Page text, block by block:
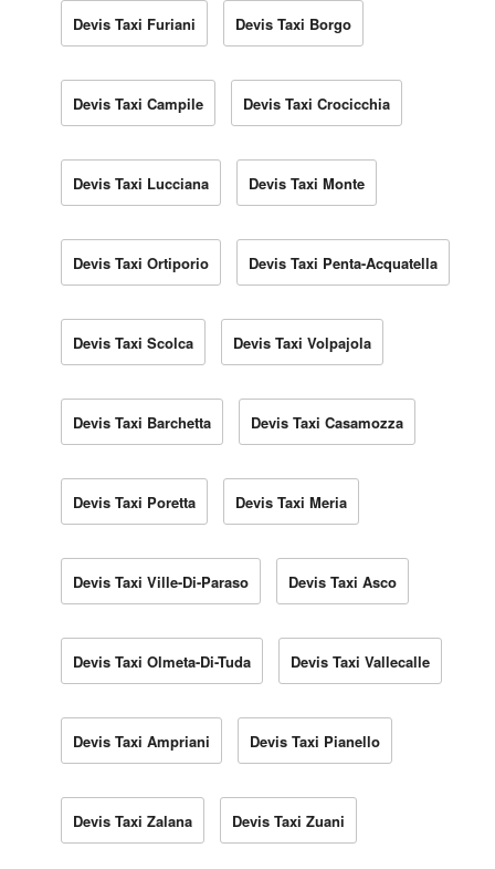
Devis Taxi Furiani Devis Taxi Borgo
Devis Taxi Campile Devis Taxi Crocicchia
Devis Taxi Lucciana Devis Taxi Monte
Devis Taxi Ortiporio Devis Taxi Penta-Acquatella
Devis Taxi Scolca Devis Taxi Volpajola
Devis Taxi Barchetta Devis Taxi Casamozza
Devis Taxi Poretta Devis Taxi Meria
Devis Taxi Ville-Di-Paraso Devis Taxi Asco
Devis Taxi Olmeta-Di-Tuda Devis Taxi Vallecalle
Devis Taxi Ampriani Devis Taxi Pianello
Devis Taxi Zalana Devis Taxi Zuani